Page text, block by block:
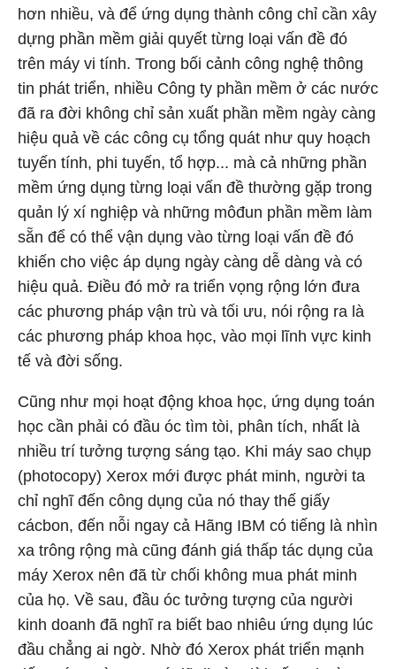
hơn nhiều, và để ứng dụng thành công chỉ cần xây
dựng phần mềm giải quyết từng loại vấn đề đó
trên máy vi tính. Trong bối cảnh công nghệ thông
tin phát triển, nhiều Công ty phần mềm ở các nước
đã ra đời không chỉ sản xuất phần mềm ngày càng
hiệu quả về các công cụ tổng quát như quy hoạch
tuyến tính, phi tuyến, tổ hợp... mà cả những phần
mềm ứng dụng từng loại vấn đề thường gặp trong
quản lý xí nghiệp và những môđun phần mềm làm
sẵn để có thể vận dụng vào từng loại vấn đề đó
khiến cho việc áp dụng ngày càng dễ dàng và có
hiệu quả. Điều đó mở ra triển vọng rộng lớn đưa
các phương pháp vận trù và tối ưu, nói rộng ra là
các phương pháp khoa học, vào mọi lĩnh vực kinh
tế và đời sống.
Cũng như mọi hoạt động khoa học, ứng dụng toán
học cần phải có đầu óc tìm tòi, phân tích, nhất là
nhiều trí tưởng tượng sáng tạo. Khi máy sao chụp
(photocopy) Xerox mới được phát minh, người ta
chỉ nghĩ đến công dụng của nó thay thế giấy
cácbon, đến nỗi ngay cả Hãng IBM có tiếng là nhìn
xa trông rộng mà cũng đánh giá thấp tác dụng của
máy Xerox nên đã từ chối không mua phát minh
của họ. Về sau, đầu óc tưởng tượng của người
kinh doanh đã nghĩ ra biết bao nhiêu ứng dụng lúc
đầu chẳng ai ngờ. Nhờ đó Xerox phát triển mạnh